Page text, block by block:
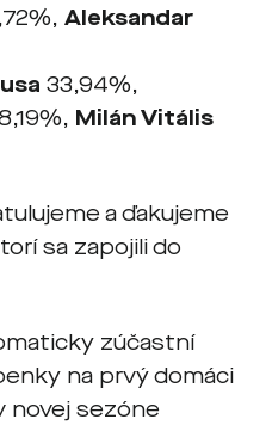
Aleksandar
33,94%,
Milán Vitális
a ďakujeme
sa zapojili do
zúčastní
na prvý domáci
novej sezóne